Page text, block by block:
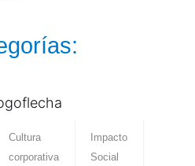
Cultura
corporativa
Impacto
Social